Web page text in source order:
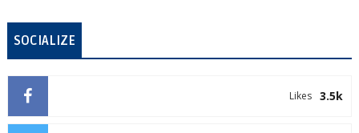
SOCIALIZE
3.5k
Likes